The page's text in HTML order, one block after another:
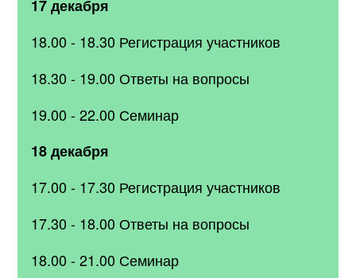
17 декабря
18.00 - 18.30 Регистрация участников
18.30 - 19.00 Ответы на вопросы
19.00 - 22.00 Семинар
18 декабря
17.00 - 17.30 Регистрация участников
17.30 - 18.00 Ответы на вопросы
18.00 - 21.00 Семинар